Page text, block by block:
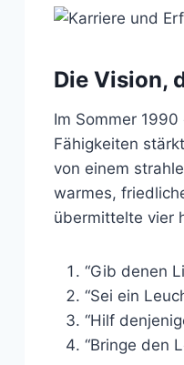
Die Vision,
Im Sommer
Fähigkeiten
von einem
warmes,
übermittelte vier
“Gib denen
“Sei ein
“Hilf
“Bringe den